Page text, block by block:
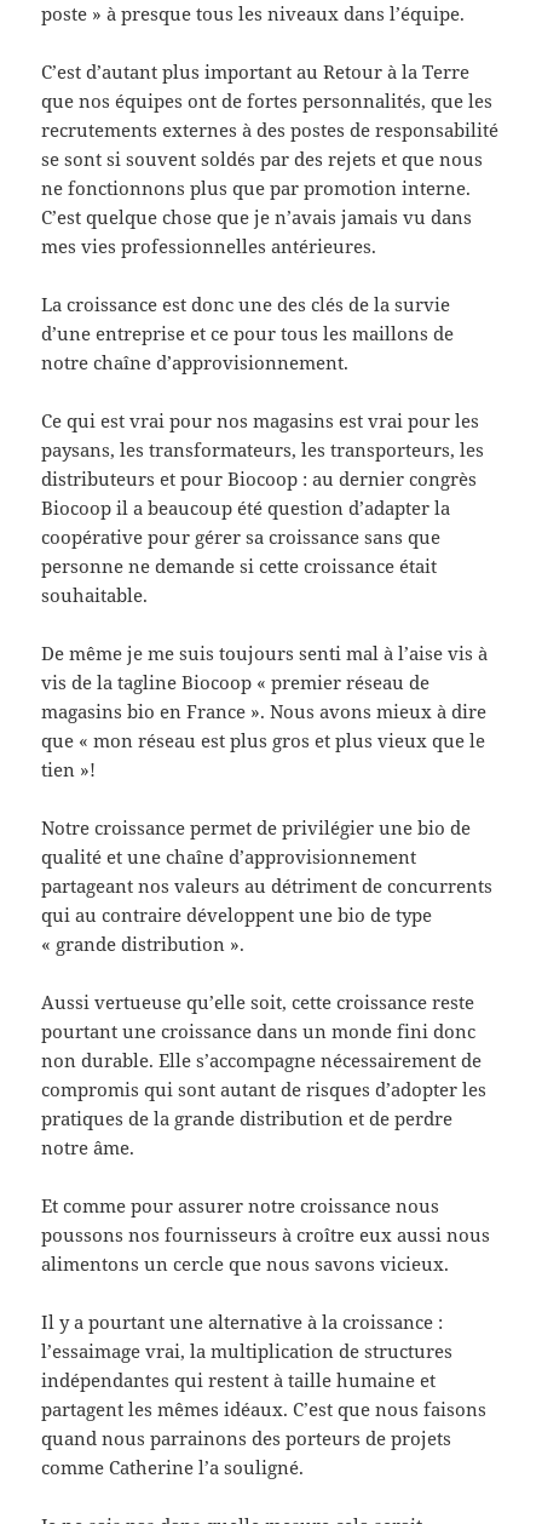
poste » à presque tous les niveaux dans l’équipe.
C’est d’autant plus important au Retour à la Terre
que nos équipes ont de fortes personnalités, que les
recrutements externes à des postes de responsabilité
se sont si souvent soldés par des rejets et que nous
ne fonctionnons plus que par promotion interne.
C’est quelque chose que je n’avais jamais vu dans
mes vies professionnelles antérieures.
La croissance est donc une des clés de la survie
d’une entreprise et ce pour tous les maillons de
notre chaîne d’approvisionnement.
Ce qui est vrai pour nos magasins est vrai pour les
paysans, les transformateurs, les transporteurs, les
distributeurs et pour Biocoop : au dernier congrès
Biocoop il a beaucoup été question d’adapter la
coopérative pour gérer sa croissance sans que
personne ne demande si cette croissance était
souhaitable.
De même je me suis toujours senti mal à l’aise vis à
vis de la tagline Biocoop « premier réseau de
magasins bio en France ». Nous avons mieux à dire
que « mon réseau est plus gros et plus vieux que le
tien »!
Notre croissance permet de privilégier une bio de
qualité et une chaîne d’approvisionnement
partageant nos valeurs au détriment de concurrents
qui au contraire développent une bio de type
« grande distribution ».
Aussi vertueuse qu’elle soit, cette croissance reste
pourtant une croissance dans un monde fini donc
non durable. Elle s’accompagne nécessairement de
compromis qui sont autant de risques d’adopter les
pratiques de la grande distribution et de perdre
notre âme.
Et comme pour assurer notre croissance nous
poussons nos fournisseurs à croître eux aussi nous
alimentons un cercle que nous savons vicieux.
Il y a pourtant une alternative à la croissance :
l’essaimage vrai, la multiplication de structures
indépendantes qui restent à taille humaine et
partagent les mêmes idéaux. C’est que nous faisons
quand nous parrainons des porteurs de projets
comme Catherine l’a souligné.